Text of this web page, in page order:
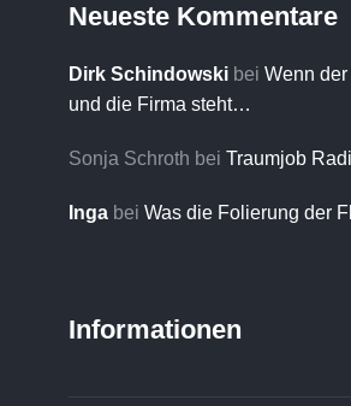
Neueste Kommentare
Dirk Schindowski bei Wenn
und die Firma steht…
Sonja Schroth bei Traumjob
Inga bei Was die Folierung der
Informationen